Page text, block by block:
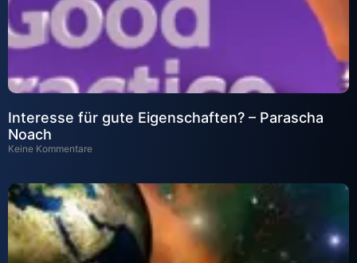
Interesse für gute Eigenschaften? – Parascha
Noach
Keine Kommentare